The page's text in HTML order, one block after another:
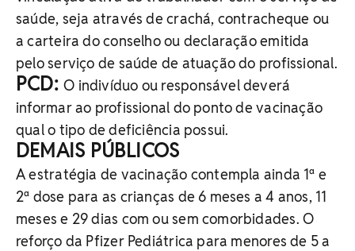
saúde, seja através de crachá, contracheque ou
a carteira do conselho ou declaração emitida
pelo serviço de saúde de atuação do profissional.
PCD:O indivíduo ou responsável deverá
informar ao profissional do ponto de vacinação
qual o tipo de deficiência possui.
DEMAIS PÚBLICOS
A estratégia de vacinação contempla ainda 1ª e
2ª dose para as crianças de 6 meses a 4 anos, 11
meses e 29 dias com ou sem comorbidades. O
reforço da Pfizer Pediátrica para menores de 5 a